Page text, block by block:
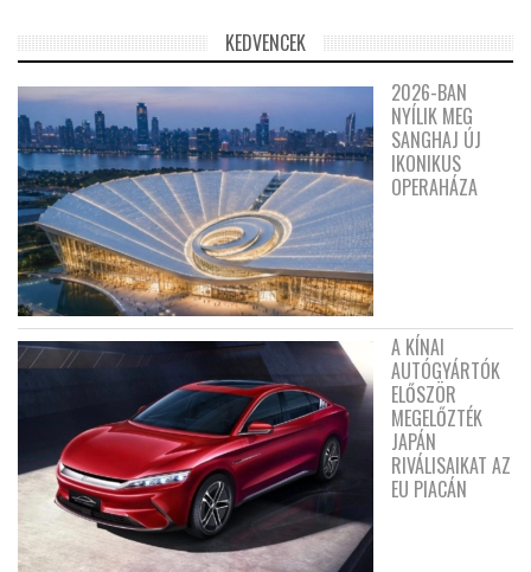
KEDVENCEK
2026-BAN
NYÍLIK MEG
SANGHAJ ÚJ
IKONIKUS
OPERAHÁZA
A KÍNAI
AUTÓGYÁRTÓK
ELŐSZÖR
MEGELŐZTÉK
JAPÁN
RIVÁLISAIKAT AZ
EU PIACÁN